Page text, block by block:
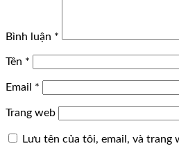
Bình luận *
Tên *
Email *
Trang web
Lưu tên của tôi, email, và